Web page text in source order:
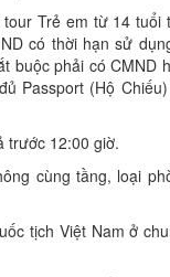
Trẻ em từ 14 tuổi
có thời hạn sử
phải có CMND
Passport (Hộ
trước 12:00 giờ.
cùng tầng, loại
tịch Việt Nam ở